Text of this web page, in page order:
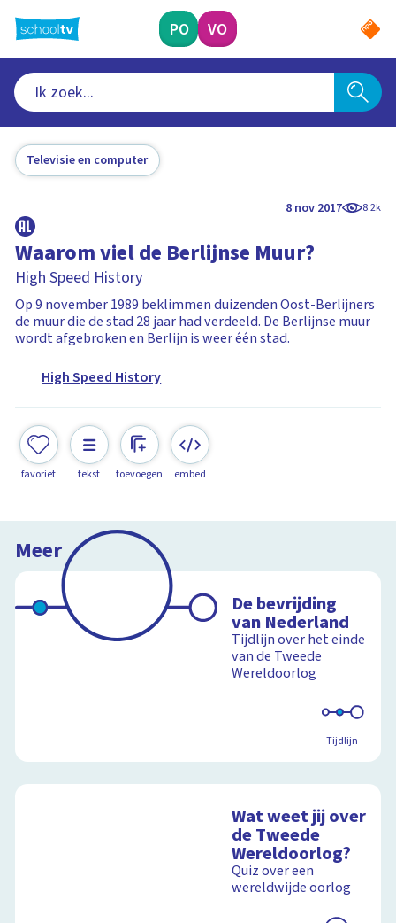
naar
hoofdinhoud
PO VO
Televisie en computer
8 nov 2017 8.2k
Waarom viel de Berlijnse Muur?
High Speed History
Op 9 november 1989 beklimmen duizenden Oost-Berlijners
de muur die de stad 28 jaar had verdeeld. De Berlijnse muur
wordt afgebroken en Berlijn is weer één stad.
High Speed History
favoriet tekst toevoegen embed
Meer
De bevrijding
van Nederland
Tijdlijn over het einde
van de Tweede
Wereldoorlog
Tijdlijn
Wat weet jij over
de Tweede
Wereldoorlog?
Quiz over een
wereldwijde oorlog